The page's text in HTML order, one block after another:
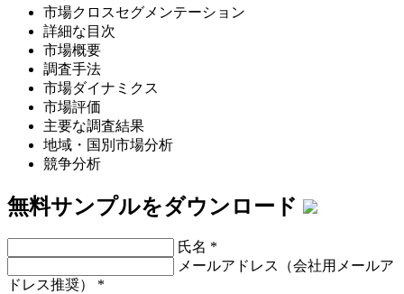
市場クロスセグメンテーション
詳細な目次
市場概要
調査手法
市場ダイナミクス
市場評価
主要な調査結果
地域・国別市場分析
競争分析
無料サンプルをダウンロード
氏名 *
メールアドレス（会社用メールア
ドレス推奨） *